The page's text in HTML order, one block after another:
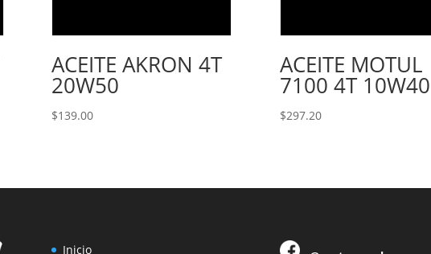
ACEITE AKRON 4T
20W50
$139.00
ACEITE MOTUL
7100 4T 10W40
$297.20
Inicio